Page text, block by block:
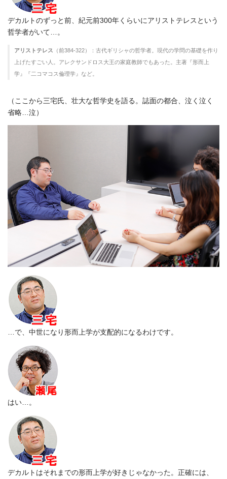
デカルトのずっと前、紀元前300年くらいにアリストテレスという
哲学者がいて…。
アリストテレス （前384-322）：古代ギリシャの哲学者。現代の学問の基礎を作り
上げたすごい人。アレクサンドロス大王の家庭教師でもあった。主著『形而上
学』『二コマコス倫理学』など。
（ここから三宅氏、壮大な哲学史を語る。誌面の都合、泣く泣く
省略…泣）
…で、中世になり形而上学が支配的になるわけです。
はい…。
デカルトはそれまでの形而上学が好きじゃなかった。正確には、